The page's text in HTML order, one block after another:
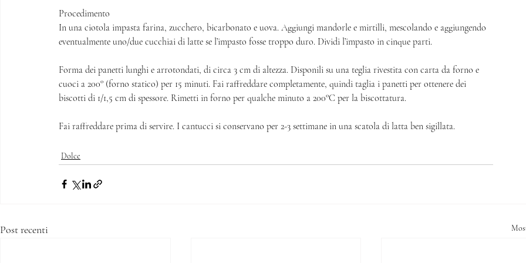
Procedimento
In una ciotola impasta farina, zucchero, bicarbonato e uova. Aggiungi mandorle e mirtilli, mescolando e aggiungendo
eventualmente uno/due cucchiai di latte se l’impasto fosse troppo duro. Dividi l’impasto in cinque parti.
Forma dei panetti lunghi e arrotondati, di circa 3 cm di altezza. Disponili su una teglia rivestita con carta da forno e
cuoci a 200° (forno statico) per 15 minuti. Fai raffreddare completamente, quindi taglia i panetti per ottenere dei
biscotti di 1/1,5 cm di spessore. Rimetti in forno per qualche minuto a 200°C per la biscottatura.
Fai raffreddare prima di servire. I cantucci si conservano per 2-3 settimane in una scatola di latta ben sigillata.
Dolce
Post recenti